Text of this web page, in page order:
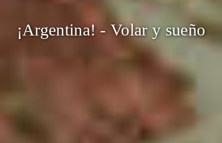
¡Argentina! - Volar y sueño